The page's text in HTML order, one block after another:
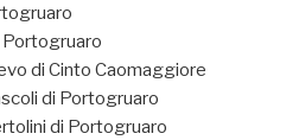
di Cinto Caomaggiore
di Portogruaro
di Portogruaro